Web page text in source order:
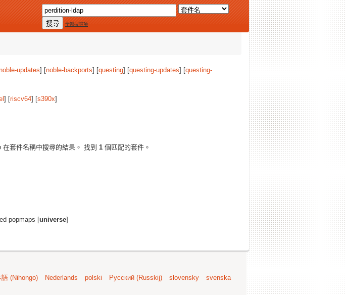
全部搜尋項
updates] [noble-backports] [questing] [questing-updates] [questing-
] [riscv64] [s390x]
在套件名稱中搜尋的結果。 找到 1 個匹配的套件。
popmaps [universe]
語 (Nihongo) Nederlands polski Русский (Russkij) slovensky
svenska